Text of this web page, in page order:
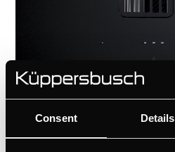
Consent Details
DETALHES TÉCNICOS